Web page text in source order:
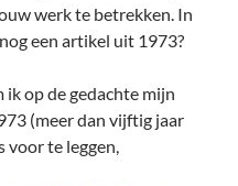
werk te betrekken. In
een artikel uit 1973?
op de gedachte mijn
(meer dan vijftig jaar
voor te leggen,